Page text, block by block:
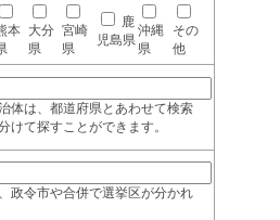
本 大分
県
宮崎
県
鹿
児島県
沖縄
県
その
他
体は、都道府県とあわせて検索
けて探すことができます。
政令市や合併で選挙区が分かれ